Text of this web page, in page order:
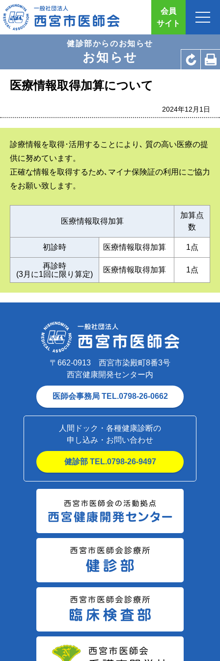
会員
サイト
健診部からのお知らせ
お知らせ
医療情報取得加算について
2024年12月1日
診療情報を取得･活用することにより､ 質の高い医療の提
供に努めています。
正確な情報を取得するため､マイナ保険証の利用にご協力
をお願い致します。
医療情報取得加算
加算点
数
初診時 医療情報取得加算 1点
再診時
(3月に1回に限り算定)
医療情報取得加算 1点
〒662-0913 西宮市染殿町8番3号
西宮健康開発センター内
医師会事務局 TEL.0798-26-0662
人間ドック・各種健康診断の
申し込み・お問い合わせ
健診部 TEL.0798-26-9497